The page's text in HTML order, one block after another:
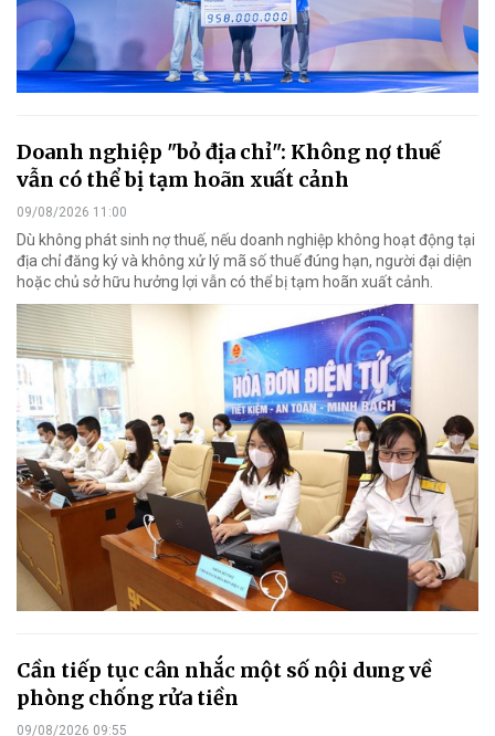
Doanh nghiệp "bỏ địa chỉ": Không nợ thuế
vẫn có thể bị tạm hoãn xuất cảnh
09/08/2026 11:00
Dù không phát sinh nợ thuế, nếu doanh nghiệp không hoạt động tại
địa chỉ đăng ký và không xử lý mã số thuế đúng hạn, người đại diện
hoặc chủ sở hữu hưởng lợi vẫn có thể bị tạm hoãn xuất cảnh.
Cần tiếp tục cân nhắc một số nội dung về
phòng chống rửa tiền
09/08/2026 09:55